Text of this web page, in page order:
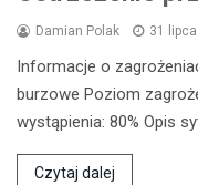
Damian Polak 31
Informacje o
burzowe Poziom
wystąpienia: 80% Opis
Czytaj dalej